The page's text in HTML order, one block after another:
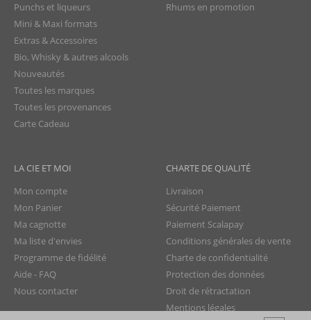
Punchs et liqueurs
Mini & Maxi formats
Extras & Accessoires
Bio, Whisky & autres alcools
Nouveautés
Toutes les marques
Toutes les provenances
Carte Cadeau
Rhums en promotion
LA CIE ET MOI
Mon compte
Mon Panier
Ma cagnotte
Ma liste d'envies
Programme de fidélité
Aide - FAQ
Nous contacter
CHARTE DE QUALITÉ
Livraison
Sécurité Paiement
Paiement Scalapay
Conditions générales de vente
Charte de confidentialité
Protection des données
Droit de rétractation
Mentions légales